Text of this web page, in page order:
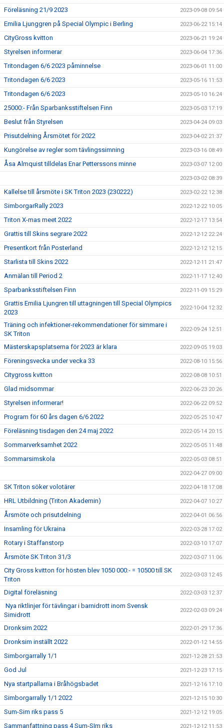
Föreläsning 21/9 2023 2023-09-08 09:54
Emilia Ljunggren på Special Olympic i Berling 2023-06-22 15:14
CityGross kvitton 2023-06-21 19:24
Styrelsen informerar 2023-06-04 17:36
Tritondagen 6/6 2023 påminnelse 2023-06-01 11:00
Tritondagen 6/6 2023 2023-05-16 11:53
Tritondagen 6/6 2023 2023-05-10 16:24
25000:- Från Sparbanksstiftelsen Finn 2023-05-03 17:19
Beslut från Styrelsen 2023-04-24 09:03
Prisutdelning Årsmötet för 2022 2023-04-02 21:37
Kungörelse av regler som tävlingssimning 2023-03-16 08:49
Åsa Almquist tilldelas Enar Petterssons minne 2023-03-07 12:00
2023-03-02 08:39
Kallelse till årsmöte i SK Triton 2023 (230222) 2023-02-22 12:38
SimborgarRally 2023 2022-12-22 10:05
Triton X-mas meet 2022 2022-12-17 13:54
Grattis till Skins segrare 2022 2022-12-12 22:24
Presentkort från Posterland 2022-12-12 12:15
Starlista till Skins 2022 2022-12-11 21:47
Anmälan till Period 2 2022-11-17 12:40
Sparbanksstiftelsen Finn 2022-11-09 15:29
Grattis Emilia Ljungren till uttagningen till Special Olympics
2023
2022-10-04 12:32
Träning och infektioner-rekommendationer för simmare i
SK Triton
2022-09-24 12:51
Mästerskapsplatserna för 2023 är klara 2022-09-05 19:03
Föreningsvecka under vecka 33 2022-08-10 15:56
Citygross kvitton 2022-08-08 10:51
Glad midsommar 2022-06-23 20:26
Styrelsen informerar! 2022-06-22 09:52
Program för 60 års dagen 6/6 2022 2022-05-25 10:47
Föreläsning tisdagen den 24 maj 2022 2022-05-14 20:15
Sommarverksamhet 2022 2022-05-05 11:48
Sommarsimskola 2022-05-03 08:51
2022-04-27 09:00
SK Triton söker volotärer 2022-04-18 17:08
HRL Utbildning (Triton Akademin) 2022-04-07 10:27
Årsmöte och prisutdelning 2022-04-01 06:56
Insamling för Ukraina 2022-03-28 17:02
Rotary i Staffanstorp 2022-03-10 17:07
Årsmöte SK Triton 31/3 2022-03-07 11:06
City Gross kvitton för hösten blev 1050 000:- = 10500 till SK
Triton
2022-03-03 12:45
Digital föreläsning 2022-03-03 12:37
Nya riktlinjer för tävlingar i barnidrott inom Svensk
Simidrott
2022-02-03 09:24
Dronksim 2022 2022-01-29 17:36
Dronksim inställt 2022 2022-01-12 14:55
Simborgarrally 1/1 2021-12-28 21:53
God Jul 2021-12-23 17:15
Nya startpallarna i Bråhögsbadet 2021-12-16 17:10
Simborgarrally 1/1 2022 2021-12-15 10:30
Sum-Sim riks pass 5 2021-12-12 19:05
Sammanfattning pass 4 Sum-SIm riks 2021-12-12 11:53